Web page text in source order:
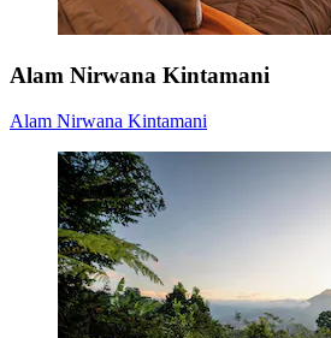
Alam Nirwana Kintamani
Alam Nirwana Kintamani